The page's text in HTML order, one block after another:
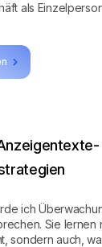
als
ich
Sie lernen
sondern auch,